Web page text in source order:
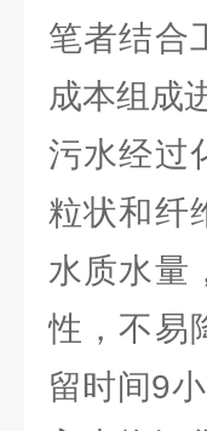
笔者结合
成本组成
污水经过
粒状和纤
水质水量
性，不易
留时间9